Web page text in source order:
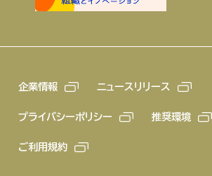
企業情報 ニュースリリース
プライバシーポリシー 推奨環境
ご利用規約